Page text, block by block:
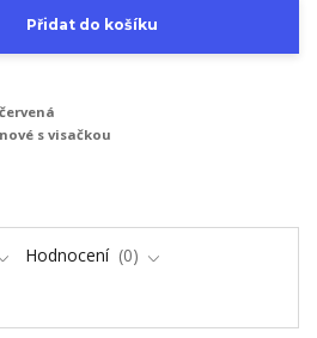
Přidat do košíku
červená
nové s visačkou
Hodnocení
0